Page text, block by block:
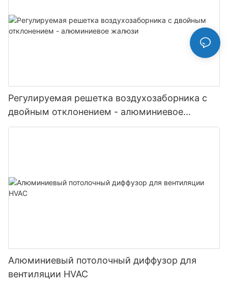
Регулируемая решетка воздухозаборника с
двойным отклонением - алюминиевое
жалюзи
Алюминиевый потолочный диффузор для
вентиляции HVAC